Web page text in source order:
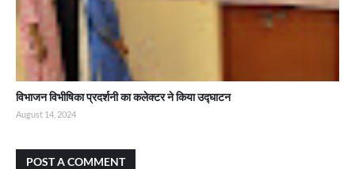
विभाजन विभीषिका प्रदर्शनी का कलेक्टर ने किया उद्घाटन
August 14, 2024
POST A COMMENT